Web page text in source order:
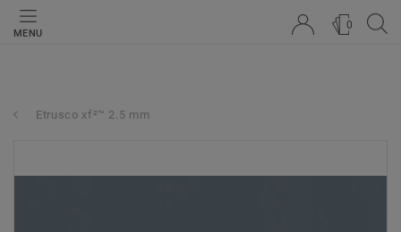
MENU
0
Etrusco xf²™ 2.5 mm